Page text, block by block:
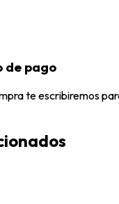
de pago
te escribiremos